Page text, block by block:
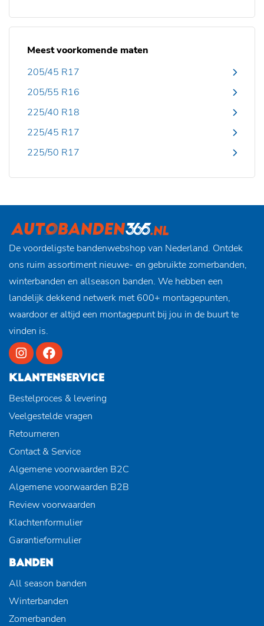
Meest voorkomende maten
205/45 R17
205/55 R16
225/40 R18
225/45 R17
225/50 R17
De voordeligste bandenwebshop van Nederland. Ontdek
ons ruim assortiment nieuwe- en gebruikte zomerbanden,
winterbanden en allseason banden. We hebben een
landelijk dekkend netwerk met 600+ montagepunten,
waardoor er altijd een montagepunt bij jou in de buurt te
vinden is.
KLANTENSERVICE
Bestelproces & levering
Veelgestelde vragen
Retourneren
Contact & Service
Algemene voorwaarden B2C
Algemene voorwaarden B2B
Review voorwaarden
Klachtenformulier
Garantieformulier
BANDEN
All season banden
Winterbanden
Zomerbanden